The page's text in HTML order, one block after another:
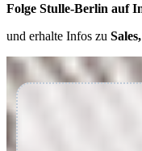
Folge Stulle-Berlin auf
und erhalte Infos zu